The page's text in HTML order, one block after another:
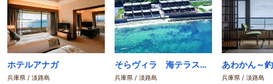
ホテルアナガ
兵庫県 / 淡路島
そらヴィラ 海テラス・南あわじ
兵庫県 / 淡路島 兵庫県 / 淡路島